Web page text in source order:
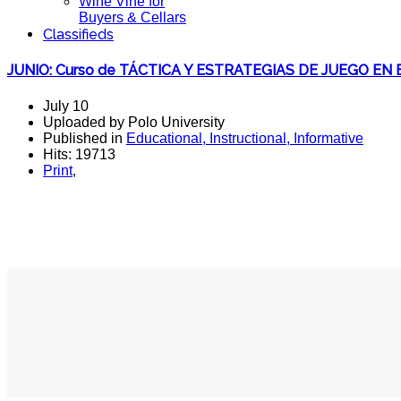
Buyers & Cellars
Classifieds
JUNIO: Curso de TÁCTICA Y ESTRATEGIAS DE JUEGO EN
July 10
Uploaded by Polo University
Published in Educational, Instructional, Informative
Hits: 19713
Print,